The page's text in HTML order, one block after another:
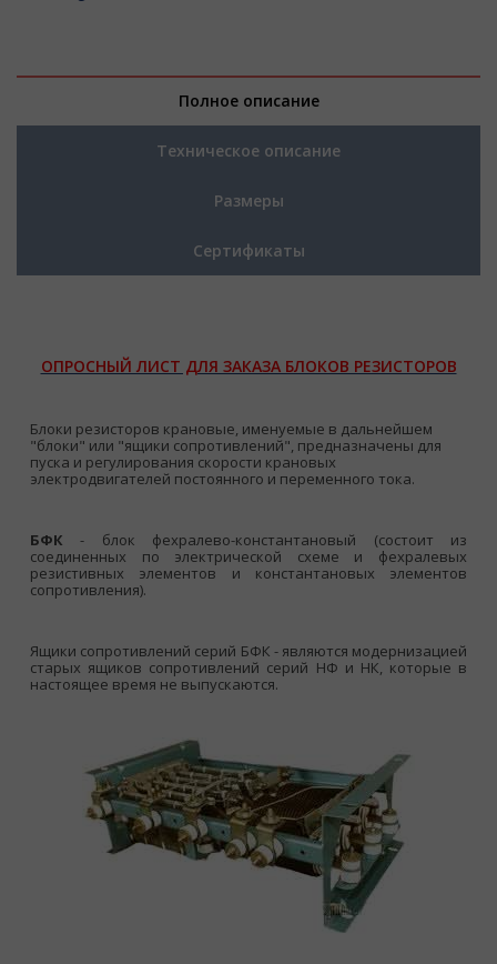
Полное описание
Техническое описание
Размеры
Сертификаты
ОПРОСНЫЙ ЛИСТ ДЛЯ ЗАКАЗА БЛОКОВ РЕЗИСТОРОВ
Блоки резисторов крановые, именуемые в дальнейшем
"блоки" или "ящики сопротивлений", предназначены для
пуска и регулирования скорости крановых
электродвигателей постоянного и переменного тока.
БФК - блок фехралево-константановый (состоит из
соединенных по электрической схеме и фехралевых
резистивных элементов и константановых элементов
сопротивления).
Ящики сопротивлений серий БФК - являются модернизацией
старых ящиков сопротивлений серий НФ и НК, которые в
настоящее время не выпускаются.